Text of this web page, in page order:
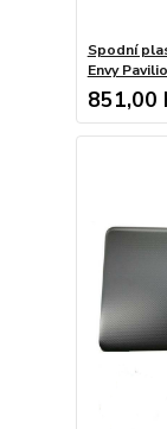
Spodní
Envy
851,00